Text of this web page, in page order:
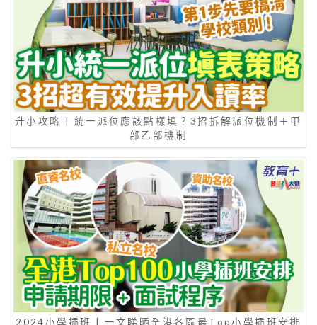
升小攻略 | 統一派位應該點樣填？3招拆解派位機制＋甲
部乙部機制
2024小學插班 | 一文睇晒全港各區最Top小學插班安排